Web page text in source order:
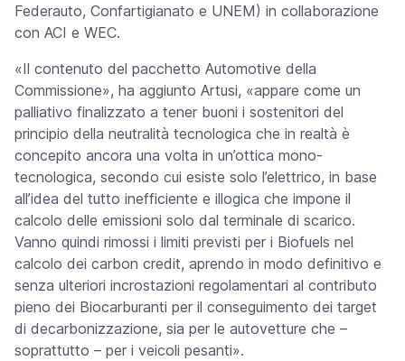
Federauto, Confartigianato e UNEM) in collaborazione
con ACI e WEC.
«Il contenuto del pacchetto Automotive della
Commissione», ha aggiunto Artusi, «appare come un
palliativo finalizzato a tener buoni i sostenitori del
principio della neutralità tecnologica che in realtà è
concepito ancora una volta in un’ottica mono-
tecnologica, secondo cui esiste solo l’elettrico, in base
all’idea del tutto inefficiente e illogica che impone il
calcolo delle emissioni solo dal terminale di scarico.
Vanno quindi rimossi i limiti previsti per i Biofuels nel
calcolo dei carbon credit, aprendo in modo definitivo e
senza ulteriori incrostazioni regolamentari al contributo
pieno dei Biocarburanti per il conseguimento dei target
di decarbonizzazione, sia per le autovetture che –
soprattutto – per i veicoli pesanti».